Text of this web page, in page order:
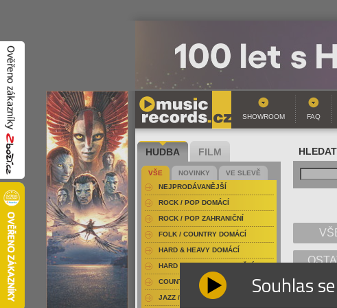
SHOWROOM
FAQ
HLEDAT
HUDBA FILM
VŠE NOVINKY
VE SLEVĚ
NEJPRODÁVANĚJŠÍ
ROCK / POP DOMÁCÍ
ROCK / POP ZAHRANIČNÍ
FOLK / COUNTRY DOMÁCÍ
HARD & HEAVY DOMÁCÍ
HARD & HEAVY ZAHRANIČNÍ
COUNTRY
JAZZ / BLUES Souhlas